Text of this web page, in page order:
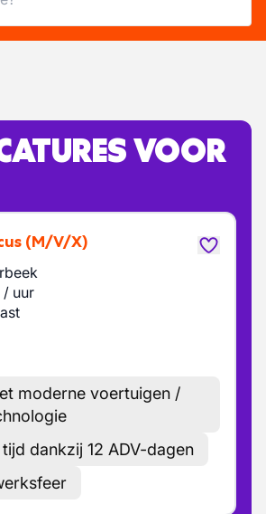
VOOR
(M/V/X)
/ uur
moderne voertuigen /
dankzij 12 ADV-dagen